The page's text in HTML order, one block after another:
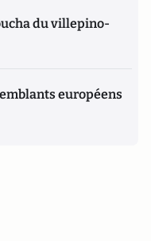
du villepino-
européens